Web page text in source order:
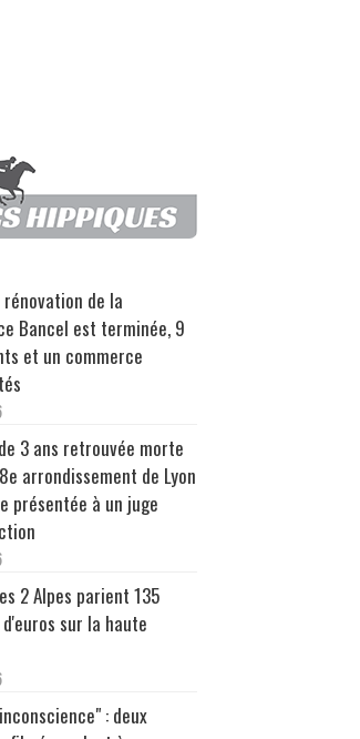
rénovation de la
Bancel est terminée, 9
et un commerce
3 ans retrouvée morte
arrondissement de Lyon
présentée à un juge
2 Alpes parient 135
sur la haute
: deux